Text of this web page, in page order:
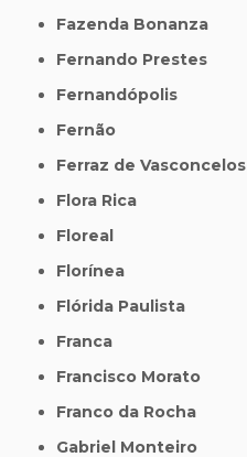
Fazenda Bonanza
Fernando Prestes
Fernandópolis
Fernão
Ferraz de Vasconcelos
Flora Rica
Floreal
Florínea
Flórida Paulista
Franca
Francisco Morato
Franco da Rocha
Gabriel Monteiro